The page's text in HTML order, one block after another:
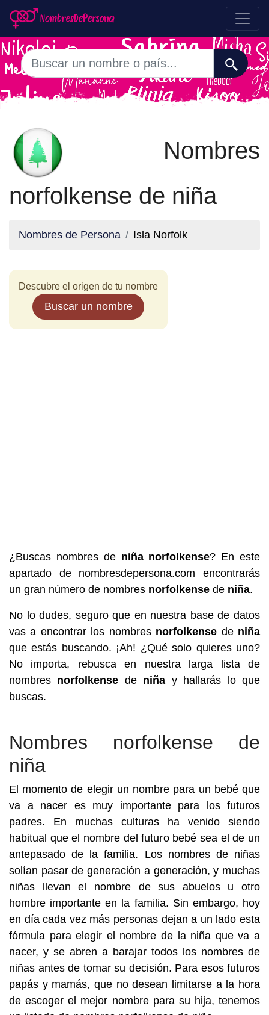
Nombres
norfolkense de niña
Nombres de Persona Isla Norfolk
Descubre el origen de tu nombre
Buscar un nombre
¿Buscas nombres de niña norfolkense? En este
apartado de nombresdepersona.com encontrarás
un gran número de nombres norfolkense de niña.
No lo dudes, seguro que en nuestra base de datos
vas a encontrar los nombres norfolkense de niña
que estás buscando. ¡Ah! ¿Qué solo quieres uno?
No importa, rebusca en nuestra larga lista de
nombres norfolkense de niña y hallarás lo que
buscas.
Nombres norfolkense de
niña
El momento de elegir un nombre para un bebé que
va a nacer es muy importante para los futuros
padres. En muchas culturas ha venido siendo
habitual que el nombre del futuro bebé sea el de un
antepasado de la familia. Los nombres de niñas
solían pasar de generación a generación, y muchas
niñas llevan el nombre de sus abuelos u otro
hombre importante en la familia. Sin embargo, hoy
en día cada vez más personas dejan a un lado esta
fórmula para elegir el nombre de la niña que va a
nacer, y se abren a barajar todos los nombres de
niñas antes de tomar su decisión. Para esos futuros
papás y mamás, que no desean limitarse a la hora
de escoger el mejor nombre para su hija, tenemos